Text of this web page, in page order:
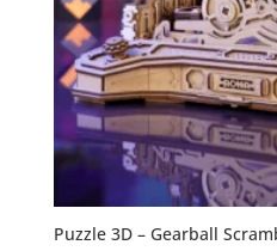
Puzzle 3D – Gearball